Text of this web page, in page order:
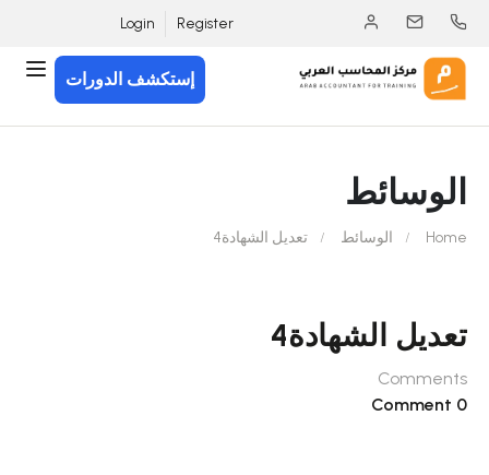
Register
Login
إستكشف الدورات
الوسائط
Home الوسائط تعديل الشهادة4
تعديل الشهادة4
Comments
0 Comment